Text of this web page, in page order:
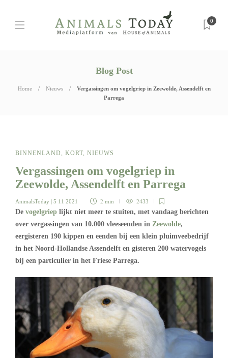
0
Blog Post
Home Nieuws
Vergassingen om vogelgriep in Zeewolde, Assendelft en
Parrega
BINNENLAND, KORT, NIEUWS
Vergassingen om vogelgriep in
Zeewolde, Assendelft en Parrega
AnimalsToday | 5 11 2021 2 min 2433
De vogelgriep lijkt niet meer te stuiten, met vandaag berichten
over vergassingen van 10.000 vleeseenden in Zeewolde,
eergisteren 190 kippen en eenden bij een klein pluimveebedrijf
in het Noord-Hollandse Assendelft en gisteren 200 watervogels
bij een particulier in het Friese Parrega.